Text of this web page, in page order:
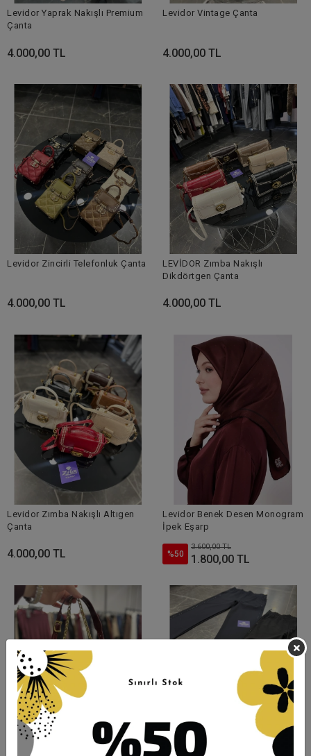
Levidor Yaprak Nakışlı Premium
Çanta
4.000,00 TL
Levidor Vintage Çanta
4.000,00 TL
Levidor Zincirli Telefonluk Çanta
4.000,00 TL
LEVİDOR Zımba Nakışlı
Dikdörtgen Çanta
4.000,00 TL
Levidor Zımba Nakışlı Altıgen
Çanta
4.000,00 TL
Levidor Benek Desen Monogram
İpek Eşarp
%50
3.600,00 TL
1.800,00 TL